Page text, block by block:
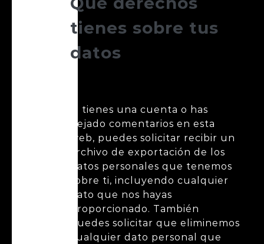
tienes sobre tus
datos
Si tienes una cuenta o has
dejado comentarios en esta
web, puedes solicitar recibir un
archivo de exportación de los
datos personales que tenemos
sobre ti, incluyendo cualquier
dato que nos hayas
proporcionado. También
puedes solicitar que eliminemos
cualquier dato personal que